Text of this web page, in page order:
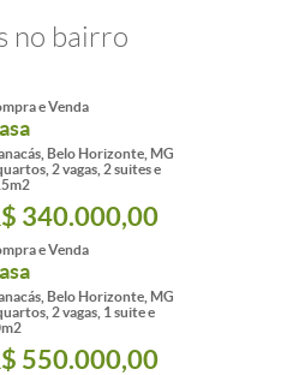
no bairro
e Venda
Belo Horizonte, MG
2 vagas, 2 suites e
340.000,00
e Venda
Belo Horizonte, MG
2 vagas, 1 suite e
550.000,00